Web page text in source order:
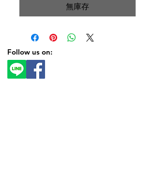
無庫存
Follow us on: